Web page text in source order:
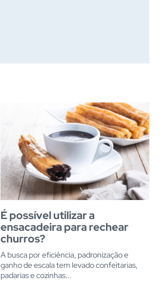
É possível utilizar a
ensacadeira para rechear
churros?
A busca por eficiência, padronização e
ganho de escala tem levado confeitarias,
padarias e cozinhas...